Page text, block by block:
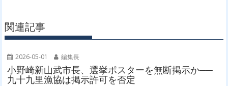
シ
ン
関連記事
2026-05-01 編集長
小野崎新山武市長、選挙ポスターを無断掲示か──
九十九里漁協は掲示許可を否定